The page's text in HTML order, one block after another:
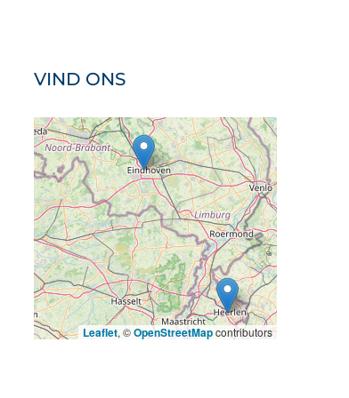
VIND ONS
Leaflet, ©OpenStreetMapcontributors